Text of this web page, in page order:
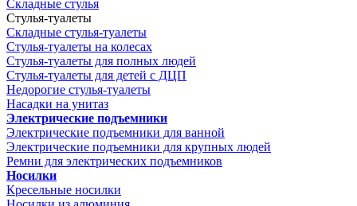
Складные стулья
Стулья-туалеты
Складные стулья-туалеты
Стулья-туалеты на колесах
Стулья-туалеты для полных людей
Стулья-туалеты для детей с ДЦП
Недорогие стулья-туалеты
Насадки на унитаз
Электрические подъемники
Электрические подъемники для ванной
Электрические подъемники для крупных людей
Ремни для электрических подъемников
Носилки
Кресельные носилки